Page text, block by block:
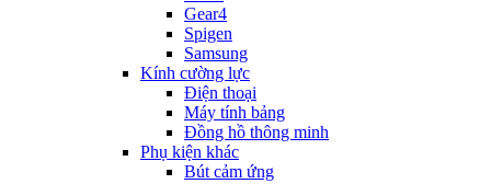
Gear4
Spigen
Samsung
Kính cường lực
Điện thoại
Máy tính bảng
Đồng hồ thông minh
Phụ kiện khác
Bút cảm ứng